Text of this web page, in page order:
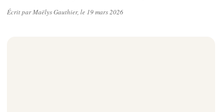
Écrit par Maëlys Gauthier, le 19 mars 2026